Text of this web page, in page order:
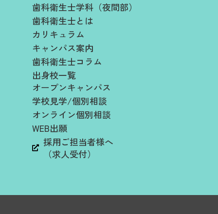
歯科衛生士学科（夜間部）
歯科衛生士とは
カリキュラム
キャンパス案内
歯科衛生士コラム
出身校一覧
オープンキャンパス
学校見学/個別相談
オンライン個別相談
WEB出願
採用ご担当者様へ
（求人受付）